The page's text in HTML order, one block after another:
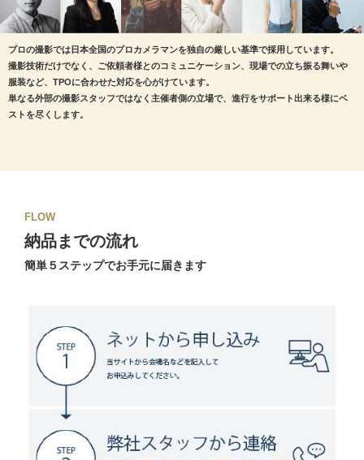
プロの撮影では日本全国のプロカメラマンを独自の厳しい基準で採用しています。
撮影技術だけでなく、ご依頼者様とのコミュニケーション、現場での立ち振る舞いや
服装など、TPOに合わせた対応を心がけています。
単なる外部の撮影スタッフではなく主催者側の立場で、進行をサポート出来る様にベ
ストを尽くします。
FLOW
納品までの流れ
簡単５ステップでお手元に届きます